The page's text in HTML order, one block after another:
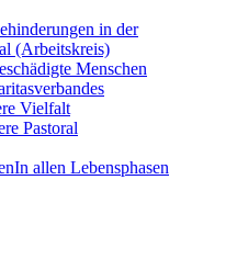
in der
(Arbeitskreis)
Menschen
Vielfalt
Pastoral
In allen Lebensphasen